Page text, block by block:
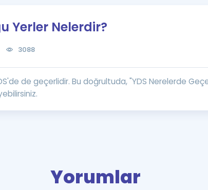
İngilizce
Yerler Nelerdir?
3088
de geçerlidir. Bu doğrultuda, "YDS Nerelerde
Yorumlar